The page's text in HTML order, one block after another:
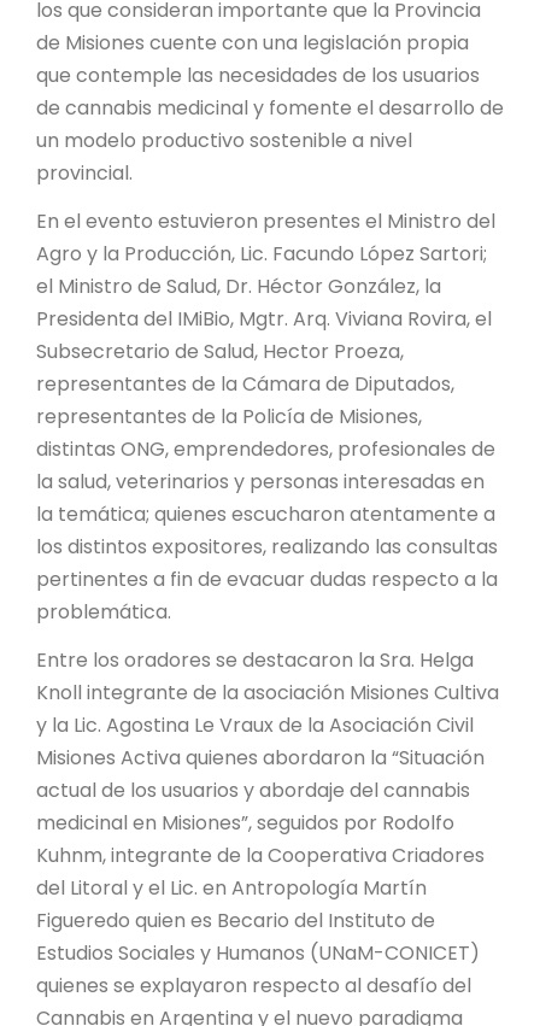
los que consideran importante que la Provincia
de Misiones cuente con una legislación propia
que contemple las necesidades de los usuarios
de cannabis medicinal y fomente el desarrollo de
un modelo productivo sostenible a nivel
provincial.
En el evento estuvieron presentes el Ministro del
Agro y la Producción, Lic. Facundo López Sartori;
el Ministro de Salud, Dr. Héctor González, la
Presidenta del IMiBio, Mgtr. Arq. Viviana Rovira, el
Subsecretario de Salud, Hector Proeza,
representantes de la Cámara de Diputados,
representantes de la Policía de Misiones,
distintas ONG, emprendedores, profesionales de
la salud, veterinarios y personas interesadas en
la temática; quienes escucharon atentamente a
los distintos expositores, realizando las consultas
pertinentes a fin de evacuar dudas respecto a la
problemática.
Entre los oradores se destacaron la Sra. Helga
Knoll integrante de la asociación Misiones Cultiva
y la Lic. Agostina Le Vraux de la Asociación Civil
Misiones Activa quienes abordaron la “Situación
actual de los usuarios y abordaje del cannabis
medicinal en Misiones”, seguidos por Rodolfo
Kuhnm, integrante de la Cooperativa Criadores
del Litoral y el Lic. en Antropología Martín
Figueredo quien es Becario del Instituto de
Estudios Sociales y Humanos (UNaM-CONICET)
quienes se explayaron respecto al desafío del
Cannabis en Argentina y el nuevo paradigma